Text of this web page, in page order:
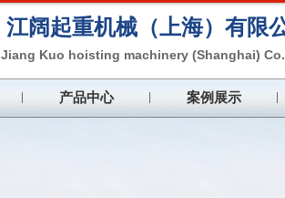
产品中心 案例展示
江阔起重机械（上海） 有限
Jiang Kuo hoisting machinery (Shanghai)